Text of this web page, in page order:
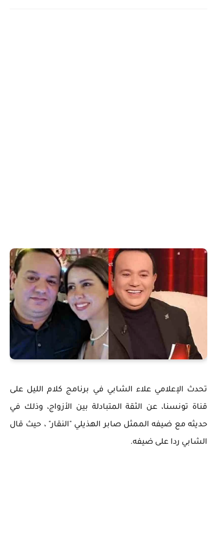
تحدث الإعلامي علاء الشابي في برنامج كلام الليل على
قناة تونسنا، عن الثقة المتبادلة بين الأزواج، وذلك في
حديثه مع ضيفه الممثل صابر الهذيلي "النقار" ، حيث قال
الشابي ردا على ضيفه.